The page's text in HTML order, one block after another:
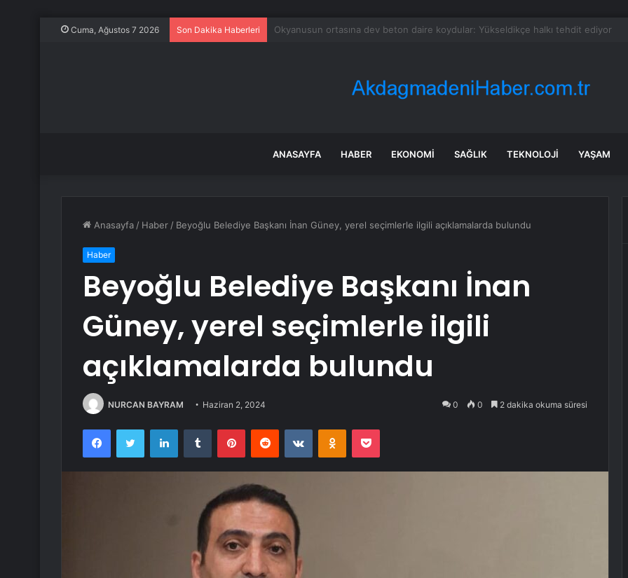
Cuma, Ağustos 7 2026 Son Dakika Haberleri 25 yıllık hasret bitiyor: Fenomen dizi için düğmeye basıldı, iki isimle anlaşma
ANASAYFA HABER EKONOMI SAĞLIK TEKNOLOJI YAŞAM
Anasayfa / Haber / Beyoğlu Belediye Başkanı İnan Güney, yerel seçimlerle ilgili açıklamalarda bulundu
Haber
Beyoğlu Belediye Başkanı İnan
Güney, yerel seçimlerle ilgili
açıklamalarda bulundu
NURCAN BAYRAM Haziran 2, 2024 0 0 2 dakika okuma süresi
FacebookTwitter LinkedInTumblr PinterestReddit VKontakteOdnoklassniki
Pocket